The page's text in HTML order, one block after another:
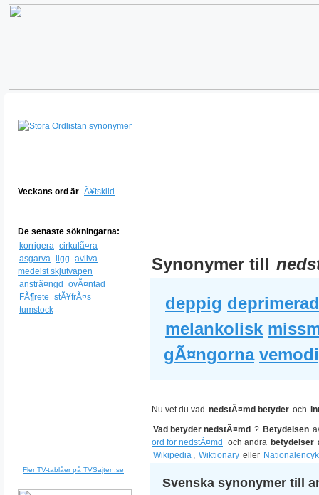
Veckans ord är Ã¥tskild
De senaste sökningarna:
korrigera cirkulã¤ra
asgarva
ligg avliva
medelst skjutvapen
anstrã¤ngd
ovÃ¤ntad
FÃ¶rete stÃ¥frÃ¤s
tumstock
Fler TV-tablåer på TVSajten.se
Synonymer till
deppig deprimerad
melankolisk
gÃ¤ngorna
Nu vet du vad nedstÃ¤md betyder och
Vad betyder nedstÃ¤md ? Betydelsen
ord för nedstÃ¤md
och andra betydelser
Wikipedia , Wiktionary eller
Svenska synonymer till